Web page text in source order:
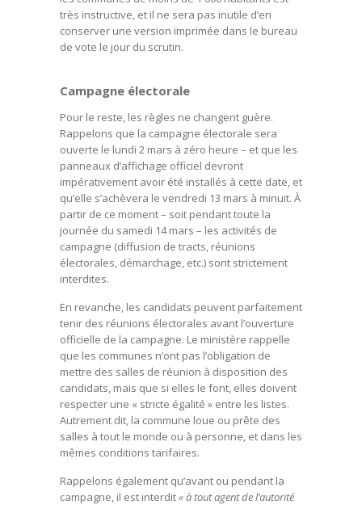
très instructive, et il ne sera pas inutile d’en
conserver une version imprimée dans le bureau
de vote le jour du scrutin.
Campagne électorale
Pour le reste, les règles ne changent guère.
Rappelons que la campagne électorale sera
ouverte le lundi 2 mars à zéro heure – et que les
panneaux d’affichage officiel devront
impérativement avoir été installés à cette date, et
qu’elle s’achèvera le vendredi 13 mars à minuit. À
partir de ce moment – soit pendant toute la
journée du samedi 14 mars – les activités de
campagne (diffusion de tracts, réunions
électorales, démarchage, etc.) sont strictement
interdites.
En revanche, les candidats peuvent parfaitement
tenir des réunions électorales avant l’ouverture
officielle de la campagne. Le ministère rappelle
que les communes n’ont pas l’obligation de
mettre des salles de réunion à disposition des
candidats, mais que si elles le font, elles doivent
respecter une « stricte égalité » entre les listes.
Autrement dit, la commune loue ou prête des
salles à tout le monde ou à personne, et dans les
mêmes conditions tarifaires.
Rappelons également qu’avant ou pendant la
campagne, il est interdit« à tout agent de l’autorité